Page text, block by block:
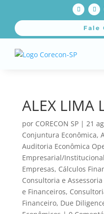
Fale
ALEX LIMA
por CORECON SP| 21
Conjuntura Econômica,
Auditoria Econômica
Empresarial/Institucional
Empresas, Cálculos
Consultoria e
e Financeiros,
Financeiro, Due